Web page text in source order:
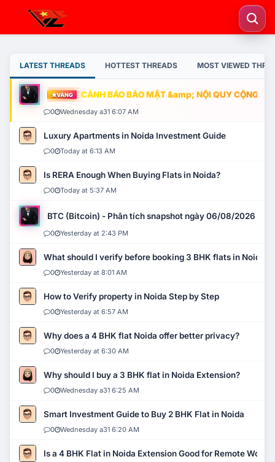
LATEST THREADS HOTTEST THREADS MOST VIEWED
VÀNG CẢNH BÁO BẢO MẬT &amp; NỘI QUY CỘNG
0 Wednesday a31 6:07 AM
Luxury Apartments in Noida Investment Guide
0 Today at 6:13 AM
Is RERA Enough When Buying Flats in Noida?
0 Today at 5:37 AM
BTC (Bitcoin) - Phân tích snapshot ngày 06/08/2026
0 Yesterday at 2:43 PM
What should I verify before booking 3 BHK flats in Noida?
0 Yesterday at 8:01 AM
How to Verify property in Noida Step by Step
0 Yesterday at 6:57 AM
Why does a 4 BHK flat Noida offer better privacy?
0 Yesterday at 6:30 AM
Why should I buy a 3 BHK flat in Noida Extension?
0 Wednesday a31 6:25 AM
Smart Investment Guide to Buy 2 BHK Flat in Noida
0 Wednesday a31 6:20 AM
Is a 4 BHK Flat in Noida Extension Good for Remote Work?